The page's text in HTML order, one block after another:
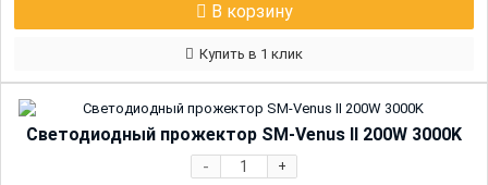
В корзину
Купить в 1 клик
Светодиодный прожектор SM-Venus II 200W 3000K
- +